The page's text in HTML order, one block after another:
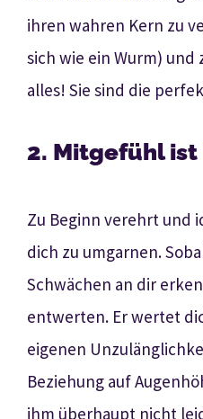
ihren wahren Kern zu
sich wie ein Wurm) und
alles! Sie sind die
2. Mitgefühl
Zu Beginn verehrt und
dich zu umgarnen.
Schwächen an dir
entwerten. Er wertet
eigenen
Beziehung auf
ihm überhaupt nicht